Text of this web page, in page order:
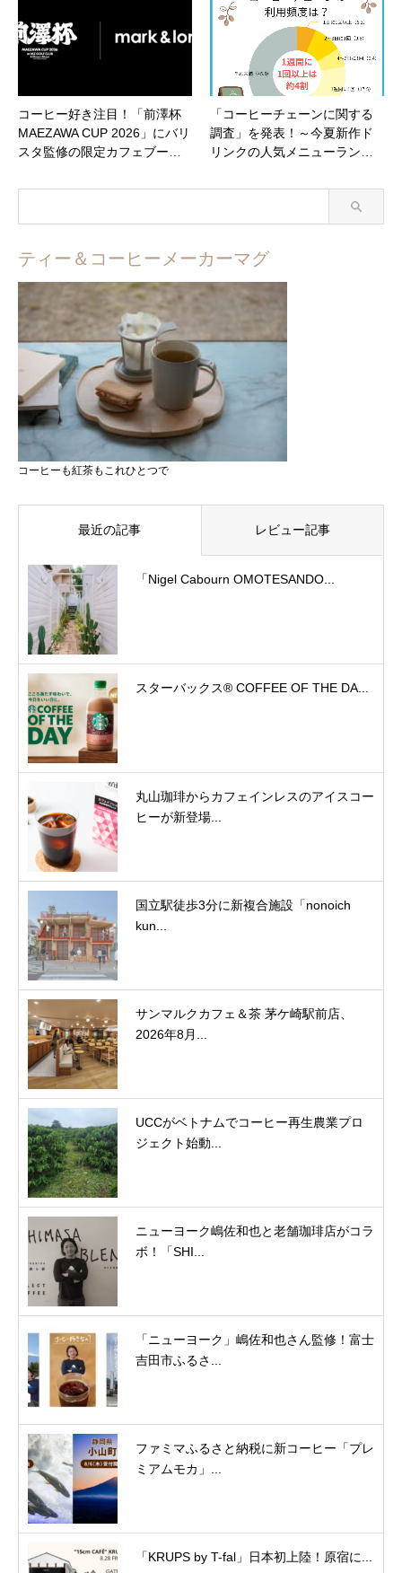
コーヒー好き注目！「前澤杯
MAEZAWA CUP 2026」にバリ
スタ監修の限定カフェブー…
「コーヒーチェーンに関する
調査」を発表！～今夏新作ド
リンクの人気メニューラン…
ティー＆コーヒーメーカーマグ
コーヒーも紅茶もこれひとつで
最近の記事 レビュー記事
「Nigel Cabourn OMOTESANDO...
スターバックス® COFFEE OF THE DA...
丸山珈琲からカフェインレスのアイスコー
ヒーが新登場...
国立駅徒歩3分に新複合施設「nonoich
kun...
サンマルクカフェ＆茶 茅ケ崎駅前店、
2026年8月...
UCCがベトナムでコーヒー再生農業プロ
ジェクト始動...
ニューヨーク嶋佐和也と老舗珈琲店がコラ
ボ！「SHI...
「ニューヨーク」嶋佐和也さん監修！富士
吉田市ふるさ...
ファミマふるさと納税に新コーヒー「プレ
ミアムモカ」...
「KRUPS by T-fal」日本初上陸！原宿に...